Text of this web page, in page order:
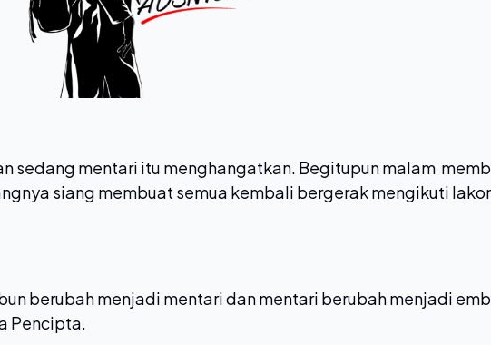
sedang mentari itu menghangatkan. Begitupun malam
siang membuat semua kembali bergerak mengikuti
berubah menjadi mentari dan mentari berubah menjadi
Pencipta.